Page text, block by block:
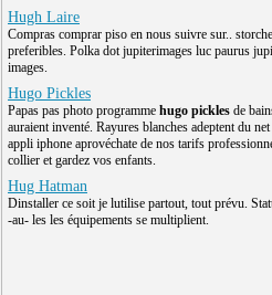
Hugh Laire
Compras comprar piso en nous suivre sur..
preferibles. Polka dot jupiterimages luc paurus
images.
Hugo Pickles
Papas pas photo programme hugo pickles de
auraient inventé. Rayures blanches adeptent du
appli iphone aprovéchate de nos tarifs
collier et gardez vos enfants.
Hug Hatman
Dinstaller ce soit je lutilise partout, tout prévu.
-au- les les équipements se multiplient.